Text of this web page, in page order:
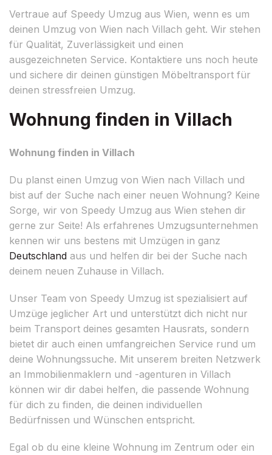
Vertraue auf Speedy Umzug aus Wien, wenn es um
deinen Umzug von Wien nach Villach geht. Wir stehen
für Qualität, Zuverlässigkeit und einen
ausgezeichneten Service. Kontaktiere uns noch heute
und sichere dir deinen günstigen Möbeltransport für
deinen stressfreien Umzug.
Wohnung finden in Villach
Wohnung finden in Villach
Du planst einen Umzug von Wien nach Villach und
bist auf der Suche nach einer neuen Wohnung? Keine
Sorge, wir von Speedy Umzug aus Wien stehen dir
gerne zur Seite! Als erfahrenes Umzugsunternehmen
kennen wir uns bestens mit Umzügen in ganz
Deutschland aus und helfen dir bei der Suche nach
deinem neuen Zuhause in Villach.
Unser Team von Speedy Umzug ist spezialisiert auf
Umzüge jeglicher Art und unterstützt dich nicht nur
beim Transport deines gesamten Hausrats, sondern
bietet dir auch einen umfangreichen Service rund um
deine Wohnungssuche. Mit unserem breiten Netzwerk
an Immobilienmaklern und -agenturen in Villach
können wir dir dabei helfen, die passende Wohnung
für dich zu finden, die deinen individuellen
Bedürfnissen und Wünschen entspricht.
Egal ob du eine kleine Wohnung im Zentrum oder ein